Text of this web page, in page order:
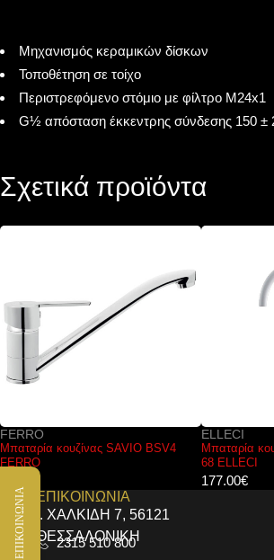
Μηχανισμός κεραμικών δίσκων
Τοποθέτηση σε τοίχο
Περιστρεφόμενο στόμιο με φίλτρο M24x1
G½ απόσταση έκκεντρης σύνδεσης 150 ±
Σχετικά προϊόντα
ELLECI
Μπαταρία κουζίνας ATHENA Bianco
68 ELLECI
€
KARAG
CTW 30
222.00€
ΕΠΙΚΟΙΝΩΝΙΑ
Ι. ΧΑΛΚΙΔΗ 7, 56121
ΘΕΣΣΑΛΟΝΙΚΗ
2315 510 800
ΕΠΙΚΟΙΝΩΝΙΑ